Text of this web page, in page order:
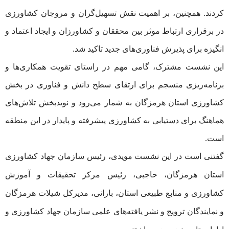
کردند. همچنین، بر اهمیت نقش تسهیل‌گران و مروجان کشاورزی
در برقراری ارتباط موثر بین محققان و کشاورزان و ایجاد اعتماد و
انگیزه برای پذیرش فناوری‌های جدید تاکید شد.
این نشست مشترک، گامی مهم در راستای تقویت همکاری‌ها و
برنامه‌ریزی منسجم برای ارتقای سطح دانش و فناوری در بخش
کشاورزی استان هرمزگان به شمار می‌رود و نویدبخش تلاش‌های
هماهنگ برای دستیابی به کشاورزی پیشرفته و پایدار در این منطقه
است.
گفتنی است در این نشست مویدی، رئیس سازمان جهاد کشاورزی
استان هرمزگان، حاجبی، رئیس مرکز تحقیقات و آموزش
کشاورزی و منابع طبیعی استان، بارانی، مدیرکل شیلات هرمزگان
و نمایندگان ترویج و نشر یافته‌های علمی سازمان جهاد کشاورزی و